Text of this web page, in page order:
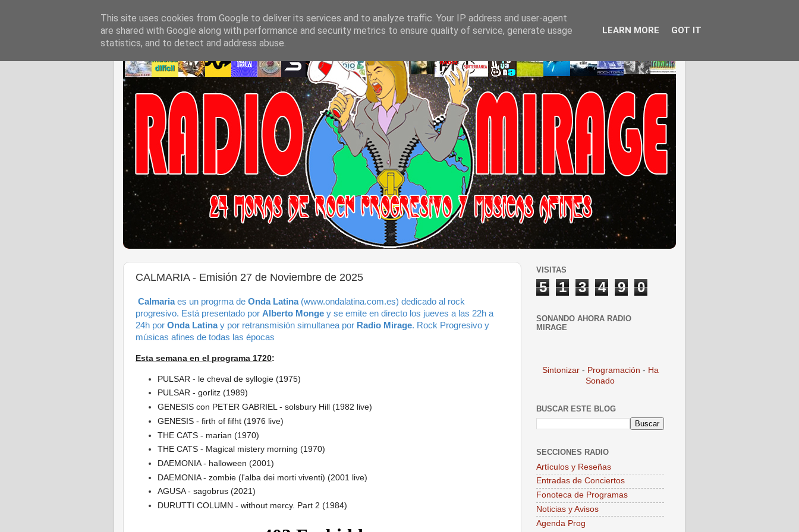
CALMARIA - Emisión 27 de Noviembre de 2025
Calmaria es un progrma de Onda Latina (www.ondalatina.com.es) dedicado al rock
progresivo. Está presentado por Alberto Monge y se emite en directo los jueves a las 22h a
24h por Onda Latina y por retransmisión simultanea por Radio Mirage. Rock Progresivo y
músicas afines de todas las épocas
Esta semana en el programa 1720:
PULSAR - le cheval de syllogie (1975)
PULSAR - gorlitz (1989)
GENESIS con PETER GABRIEL - solsbury Hill (1982 live)
GENESIS - firth of fifht (1976 live)
THE CATS - marian (1970)
THE CATS - Magical mistery morning (1970)
DAEMONIA - halloween (2001)
DAEMONIA - zombie (l'alba dei morti viventi) (2001 live)
AGUSA - sagobrus (2021)
DURUTTI COLUMN - without mercy. Part 2 (1984)
VISITAS
5 1 3 4 9 0
SONANDO AHORA RADIO
MIRAGE
Sintonizar - Programación - Ha
Sonado
BUSCAR ESTE BLOG
SECCIONES RADIO
Artículos y Reseñas
Entradas de Conciertos
Fonoteca de Programas
Noticias y Avisos
Agenda Prog
This site uses cookies from Google to deliver its services and to analyze traffic. Your IP address and user-agent
are shared with Google along with performance and security metrics to ensure quality of service, generate usage
statistics, and to detect and address abuse.
LEARN MORE GOT IT